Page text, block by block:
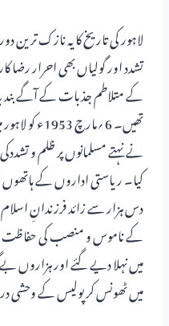
لاہور کی تاریخ کا یہ نازک ترین
تشدد اور گولیاں بھی احرار
کے متلاطم جذبات کے آگے بند
تھیں۔ 6
نے نہتے مسلمانوں پر ظلم و
کیا۔ ریاستی اداروں کے
دس ہزار سے زائد فرزندانِ
کے ناموس و منصب کی حفاظت
میں نہلا دیے گئے اور ہزاروں
میں ٹھونس کر پولیس کے وحشی